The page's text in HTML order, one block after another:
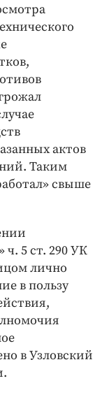
актов
Таким
свыше
5 ст. 290 УК
лично
в пользу
в Узловский